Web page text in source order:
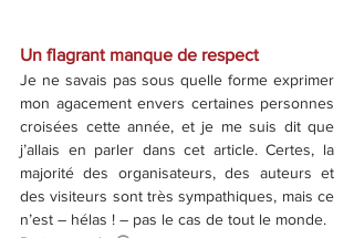
Un flagrant manque de respect
Je ne savais pas sous quelle forme exprimer
mon agacement envers certaines personnes
croisées cette année, et je me suis dit que
j’allais en parler dans cet article. Certes, la
majorité des organisateurs, des auteurs et
des visiteurs sont très sympathiques, mais ce
n’est – hélas ! – pas le cas de tout le monde.